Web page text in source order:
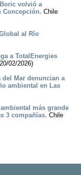
volvió a
Concepción. Chile
al Río
a TotalEnergies
02/2026)
Mar denuncian a
ambiental en Las
más grande
3 compañías. Chile